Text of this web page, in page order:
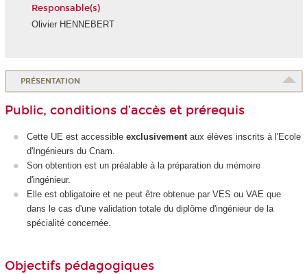
Responsable(s)
Olivier HENNEBERT
PRÉSENTATION
Public, conditions d’accès et prérequis
Cette UE est accessible exclusivement aux élèves inscrits à l'Ecole
d'Ingénieurs du Cnam.
Son obtention est un préalable à la préparation du mémoire
d'ingénieur.
Elle est obligatoire et ne peut être obtenue par VES ou VAE que
dans le cas d'une validation totale du diplôme d'ingénieur de la
spécialité concernée.
Objectifs pédagogiques